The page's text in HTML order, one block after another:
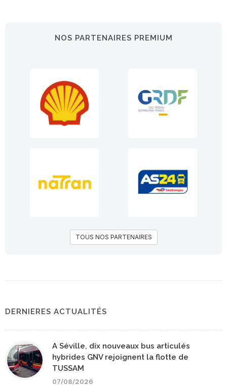
NOS PARTENAIRES PREMIUM
TOUS NOS PARTENAIRES
DERNIERES ACTUALITÉS
A Séville, dix nouveaux bus articulés
hybrides GNV rejoignent la flotte de
TUSSAM
07/08/2026